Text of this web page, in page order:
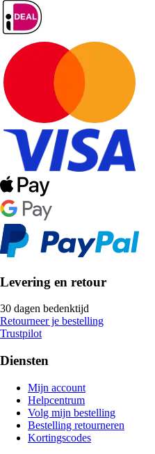
Levering en retour
30 dagen bedenktijd
Retourneer je bestelling
Trustpilot
Diensten
Mijn account
Helpcentrum
Volg mijn bestelling
Bestelling retourneren
Kortingscodes